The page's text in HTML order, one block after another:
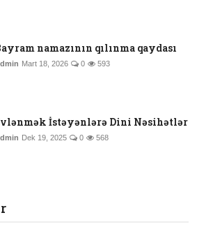
namazının qılınma qaydası
Mart 18, 2026 0 593
İstəyənlərə Dini Nəsihətlər
Dek 19, 2025 0 568